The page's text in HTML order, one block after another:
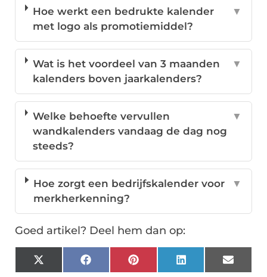
Hoe werkt een bedrukte kalender
met logo als promotiemiddel?
▼
Wat is het voordeel van 3 maanden
kalenders boven jaarkalenders?
▼
Welke behoefte vervullen
wandkalenders vandaag de dag nog
steeds?
▼
Hoe zorgt een bedrijfskalender voor
merkherkenning?
▼
Goed artikel? Deel hem dan op:
X
(Twitter)
FacebookPinterestLinkedInEmail